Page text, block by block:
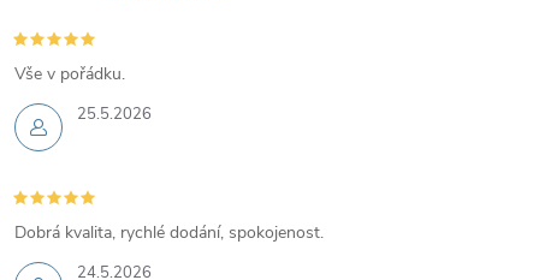
25.5.2026
Vše v pořádku.
24.5.2026
Dobrá kvalita, rychlé dodání, spokojenost.